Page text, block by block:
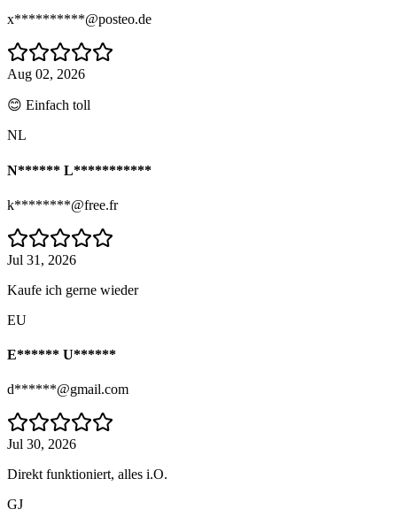
x**********@posteo.de
Aug 02, 2026
😊 Einfach toll
NL
N****** L***********
k********@free.fr
Jul 31, 2026
Kaufe ich gerne wieder
EU
E****** U******
d******@gmail.com
Jul 30, 2026
Direkt funktioniert, alles i.O.
GJ